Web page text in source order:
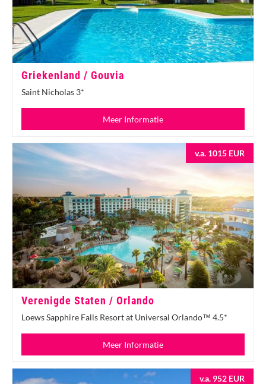
Griekenland / Gouvia
Saint Nicholas 3*
Meer Informatie
v.a. 1015 EUR
Verenigde Staten / Orlando
Loews Sapphire Falls Resort at Universal Orlando™ 4.5*
Meer Informatie
v.a. 952 EUR